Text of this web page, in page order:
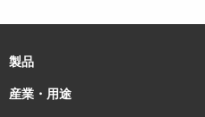
製品
産業・用途